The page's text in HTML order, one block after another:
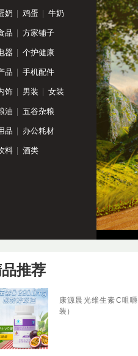
用品
口腔护理
用品
洗浴用品
护理
女性护理
奶 鸡蛋
牛奶
农产品
品
方家铺子
套餐
地方特产
冲调
延边特产
器
个护健康
配件
品
手机配件
饰
男装
女装
油
五谷杂粮
调味
礼盒套餐
品
办公耗材
料
酒类
推荐
康源晨光维生素C咀
装）